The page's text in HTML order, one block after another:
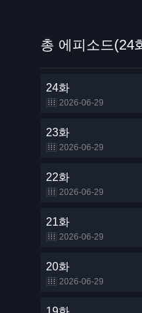
총 에피소드(24
24화
2026-06-29
23화
2026-06-29
22화
2026-06-29
21화
2026-06-29
20화
2026-06-29